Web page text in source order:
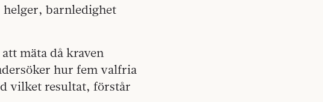
barnledighet
mäta då kraven
hur fem valfria
vilket resultat, förstår